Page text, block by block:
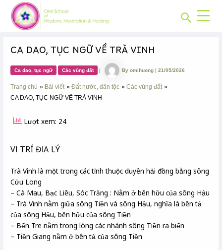
content
Search
CA DAO, TỤC NGỮ VỀ TRÀ VINH
Ca dao, tục ngữ Các vùng đất | Byomihuong|21/05/2026
Trang chủ Bài viết Đất nước, dân tộc
Các vùng đất
CA DAO, TỤC NGỮ VỀ TRÀ VINH
Lượt xem: 24
VỊ TRÍ ĐỊA LÝ
Trà Vinh là một trong các tỉnh thuộc duyên hải đồng bằng sông
Cửu Long
– Cà Mau, Bạc Liêu, Sóc Trăng : Nằm ở bên hữu của sông Hậu
– Trà Vinh nằm giữa sông Tiền và sông Hậu, nghĩa là bên tả
của sông Hậu, bên hữu của sông Tiền
– Bến Tre nằm trong lòng các nhánh sông Tiền ra biển
– Tiền Giang nằm ở bên tả của sông Tiền
Post
navigation
CHUYÊN
MỤC: